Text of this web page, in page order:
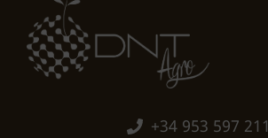
+34 953 597 211